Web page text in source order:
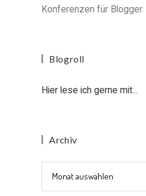
Konferenzen für Blogger.
Blogroll
Hier lese ich gerne mit...
Archiv